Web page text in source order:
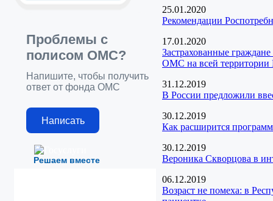
Решаем вместе
Проблемы с
полисом ОМС?
Напишите, чтобы получить
ответ от фонда ОМС
Написать
25.01.2020
Рекомендации
17.01.2020
Застрахованные
ОМС на всей территории
31.12.2019
В России предложили
30.12.2019
Как расширится
30.12.2019
Вероника Скворцова в
06.12.2019
Возраст не помеха: в